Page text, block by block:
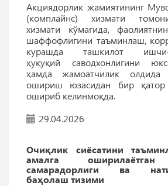
Акциядорлик жамиятининг
(комплайнс) хизмати
хизмати кўмагида,
шаффофлигини таъминлаш,
курашда ташкилот ишчи-
ҳуқуқий саводхонлигини
ҳамда жамоатчилик олдида
ошириш юзасидан бир
ошириб келинмоқда.
29.04.2026
Очиқлик сиёсатини
амалга
самарадорлиги ва
баҳолаш тизими